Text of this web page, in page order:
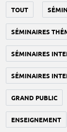
TOUT
SÉMINAIRES
SÉMINAIRES
SÉMINAIRES
GRAND PUBLIC
ENSEIGNEMENT